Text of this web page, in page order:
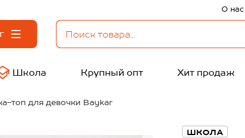
О нас
Школа Крупный опт Хит продаж
топ для девочки Baykar
ШКОЛА